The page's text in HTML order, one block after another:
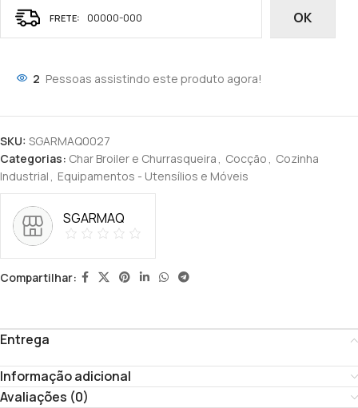
OK
2 Pessoas assistindo este produto agora!
SKU: SGARMAQ0027
Categorias: Char Broiler e Churrasqueira , Cocção , Cozinha
Industrial , Equipamentos - Utensílios e Móveis
SGARMAQ
Compartilhar:
Entrega
Informação adicional
Avaliações (0)